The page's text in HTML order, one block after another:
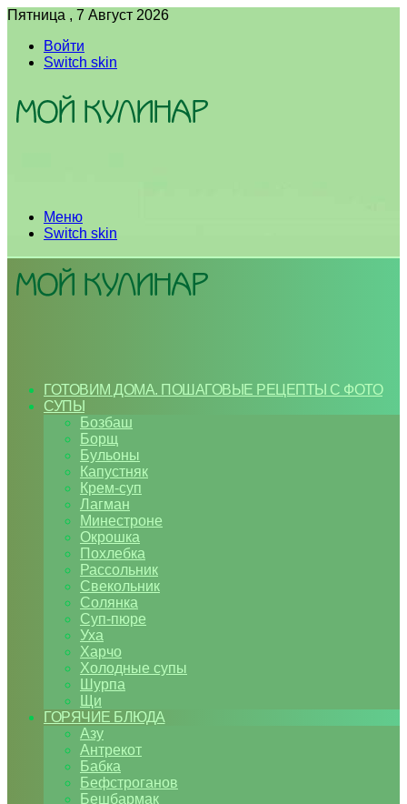
Пятница , 7 Август 2026
Войти
Switch skin
Меню
Switch skin
ГОТОВИМ ДОМА. ПОШАГОВЫЕ РЕЦЕПТЫ С ФОТО
СУПЫ
Бозбаш
Борщ
Бульоны
Капустняк
Крем-суп
Лагман
Минестроне
Окрошка
Похлебка
Рассольник
Свекольник
Солянка
Суп-пюре
Уха
Харчо
Холодные супы
Шурпа
Щи
ГОРЯЧИЕ БЛЮДА
Азу
Антрекот
Бабка
Бефстроганов
Бешбармак